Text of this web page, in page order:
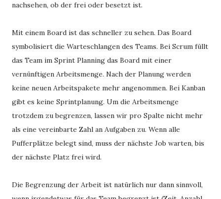
nachsehen, ob der frei oder besetzt ist.
Mit einem Board ist das schneller zu sehen. Das Board
symbolisiert die Warteschlangen des Teams. Bei Scrum füllt
das Team im Sprint Planning das Board mit einer
vernünftigen Arbeitsmenge. Nach der Planung werden
keine neuen Arbeitspakete mehr angenommen. Bei Kanban
gibt es keine Sprintplanung. Um die Arbeitsmenge
trotzdem zu begrenzen, lassen wir pro Spalte nicht mehr
als eine vereinbarte Zahl an Aufgaben zu. Wenn alle
Pufferplätze belegt sind, muss der nächste Job warten, bis
der nächste Platz frei wird.
Die Begrenzung der Arbeit ist natürlich nur dann sinnvoll,